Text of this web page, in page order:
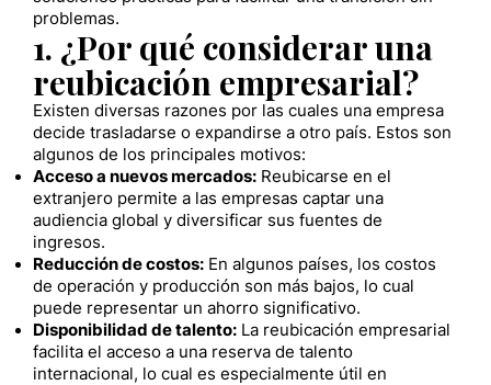
problemas.
1. ¿Por qué considerar una
reubicación empresarial?
Existen diversas razones por las cuales una empresa
decide trasladarse o expandirse a otro país. Estos son
algunos de los principales motivos:
Acceso a nuevos mercados: Reubicarse en el
extranjero permite a las empresas captar una
audiencia global y diversificar sus fuentes de
ingresos.
Reducción de costos: En algunos países, los costos
de operación y producción son más bajos, lo cual
puede representar un ahorro significativo.
Disponibilidad de talento: La reubicación empresarial
facilita el acceso a una reserva de talento
internacional, lo cual es especialmente útil en